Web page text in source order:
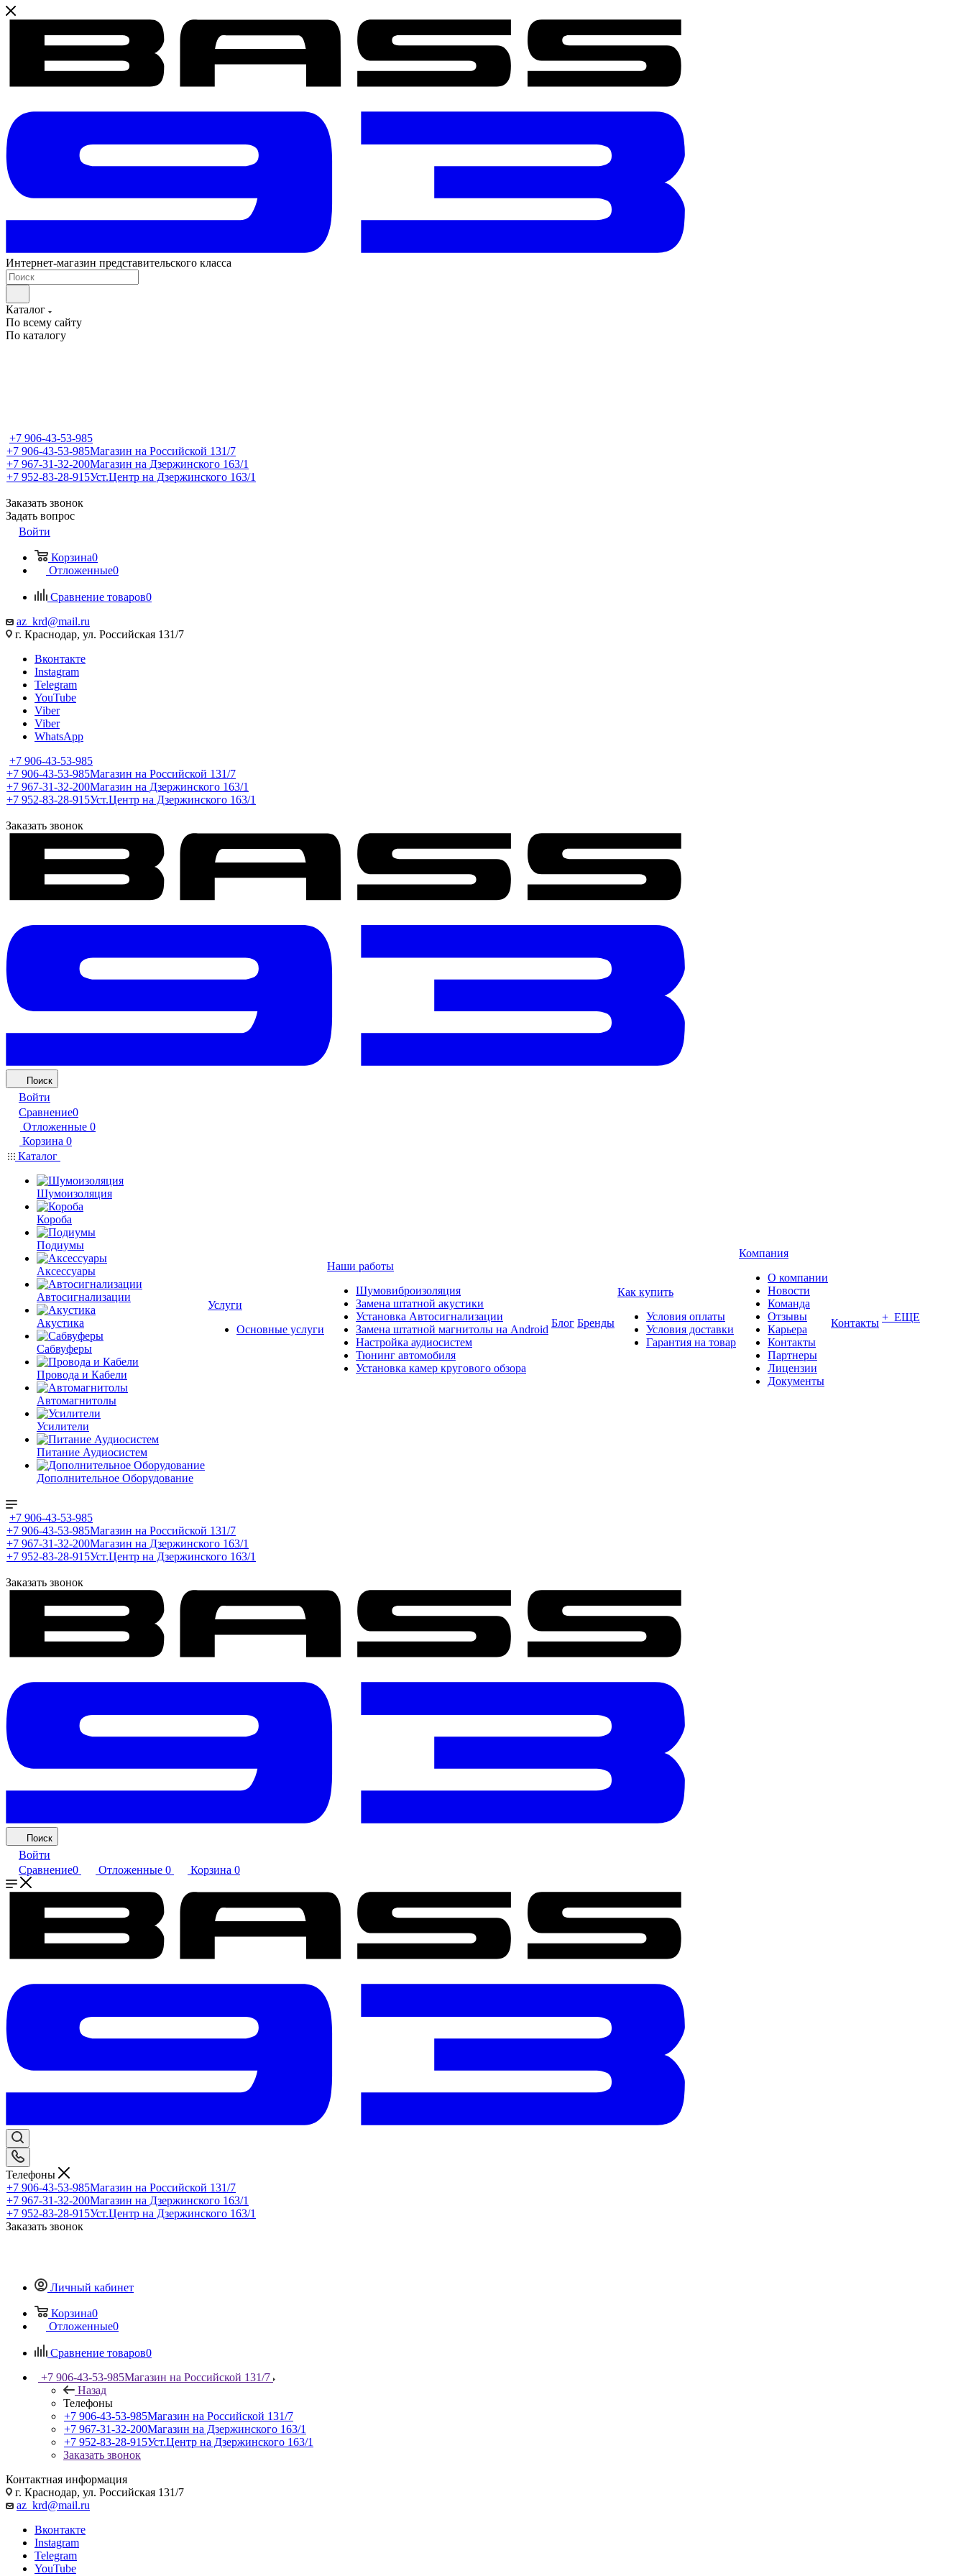
Интернет-магазин представительского класса
Каталог
По всему сайту
По каталогу
+7 906-43-53-985
+7 906-43-53-985Магазин на Российской 131/7
+7 967-31-32-200Магазин на Дзержинского 163/1
+7 952-83-28-915Уст.Центр на Дзержинского 163/1
Заказать звонок
Задать вопрос
Войти
Корзина0
Отложенные0
Сравнение товаров0
az_krd@mail.ru
г. Краснодар, ул. Российская 131/7
Вконтакте
Instagram
Telegram
YouTube
Viber
Viber
WhatsApp
+7 906-43-53-985
+7 906-43-53-985Магазин на Российской 131/7
+7 967-31-32-200Магазин на Дзержинского 163/1
+7 952-83-28-915Уст.Центр на Дзержинского 163/1
Заказать звонок
Поиск
Войти
Сравнение0
Отложенные 0
Корзина 0
Каталог
Шумоизоляция
Короба
Подиумы
Аксессуары
Автосигнализации
Акустика
Сабвуферы
Провода и Кабели
Автомагнитолы
Усилители
Питание Аудиосистем
Дополнительное Оборудование
Услуги
Основные услуги
Наши работы
Шумовиброизоляция
Замена штатной акустики
Установка Автосигнализации
Замена штатной магнитолы на Android
Настройка аудиосистем
Тюнинг автомобиля
Установка камер кругового обзора
Блог Бренды
Как купить
Условия оплаты
Условия доставки
Гарантия на товар
Компания
О компании
Новости
Команда
Отзывы
Карьера
Контакты
Партнеры
Лицензии
Документы
Контакты + ЕЩЕ
+7 906-43-53-985
+7 906-43-53-985Магазин на Российской 131/7
+7 967-31-32-200Магазин на Дзержинского 163/1
+7 952-83-28-915Уст.Центр на Дзержинского 163/1
Заказать звонок
Поиск
Войти
Сравнение0 Отложенные 0 Корзина 0
Телефоны
+7 906-43-53-985Магазин на Российской 131/7
+7 967-31-32-200Магазин на Дзержинского 163/1
+7 952-83-28-915Уст.Центр на Дзержинского 163/1
Заказать звонок
Личный кабинет
Корзина0
Отложенные0
Сравнение товаров0
+7 906-43-53-985Магазин на Российской 131/7
Назад
Телефоны
+7 906-43-53-985Магазин на Российской 131/7
+7 967-31-32-200Магазин на Дзержинского 163/1
+7 952-83-28-915Уст.Центр на Дзержинского 163/1
Заказать звонок
Контактная информация
г. Краснодар, ул. Российская 131/7
az_krd@mail.ru
Вконтакте
Instagram
Telegram
YouTube